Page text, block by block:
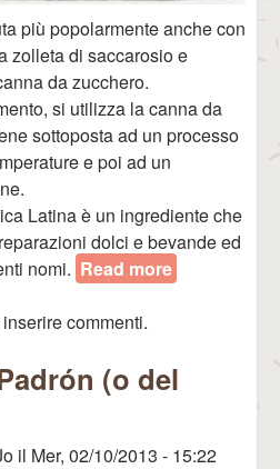
più popolarmente anche con
zolleta di saccarosio e
da zucchero.
si utilizza la canna da
sottoposta ad un processo
e poi ad un
Latina è un ingrediente che
dolci e bevande ed
nomi. Read more
commenti.
(o del
il Mer, 02/10/2013 - 15:22